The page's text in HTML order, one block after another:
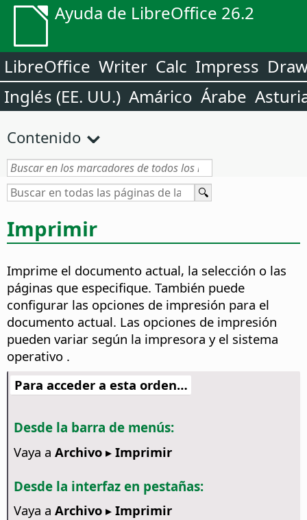
Ayuda de LibreOffice 26.2
LibreOffice Writer Calc Impress
Inglés (EE. UU.) Amárico Árabe
Contenido
Imprimir
Imprime el documento actual, la selección o las
páginas que especifique. También puede
configurar las opciones de impresión para el
documento actual. Las opciones de impresión
pueden variar según la impresora y el sistema
operativo .
Para acceder a esta orden…
Desde la barra de menús:
Vaya a Archivo ▸ Imprimir
Desde la interfaz en pestañas:
Vaya a Archivo ▸ Imprimir